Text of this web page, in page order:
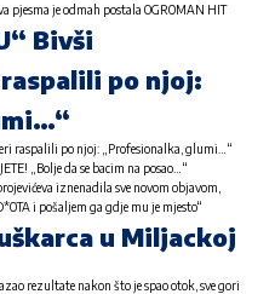
pjesma je odmah postala OGROMAN HIT
Bivši
po njoj:
raspalili po njoj: „Profesionalka, glumi…“
„Bolje da se bacim na posao…“
iznenadila sve novom objavom,
i pošaljem ga gdje mu je mjesto“
u Miljackoj
rezultate nakon što je spao otok, sve gori